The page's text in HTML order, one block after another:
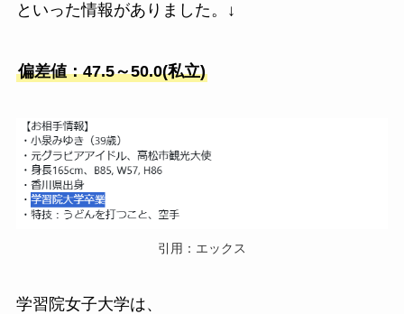
といった情報がありました。↓
偏差値：47.5～50.0(私立)
引用：エックス
学習院女子大学は、